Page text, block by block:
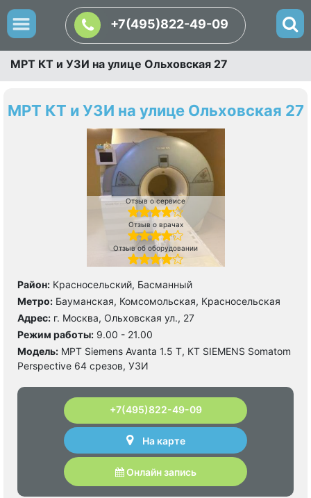
+7(495)822-49-09
МРТ КТ и УЗИ на улице Ольховская 27
МРТ КТ и УЗИ на улице Ольховская 27
Отзыв о сервисе
Отзыв о врачах
Отзыв об оборудовании
Район: Красносельский, Басманный
Метро: Бауманская, Комсомольская, Красносельская
Адрес: г. Москва, Ольховская ул., 27
Режим работы: 9.00 - 21.00
Модель: МРТ Siemens Avanta 1.5 Т, КТ SIEMENS Somatom
Perspective 64 срезов, УЗИ
+7(495)822-49-09
На карте
Онлайн запись